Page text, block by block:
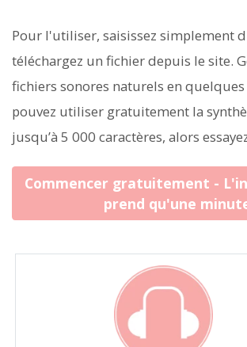
Pour l'utiliser, saisissez simplement
téléchargez un fichier depuis le site.
fichiers sonores naturels en quelques
pouvez utiliser gratuitement la
jusqu’à 5 000 caractères, alors
Commencer gratuitement -
prend qu'une